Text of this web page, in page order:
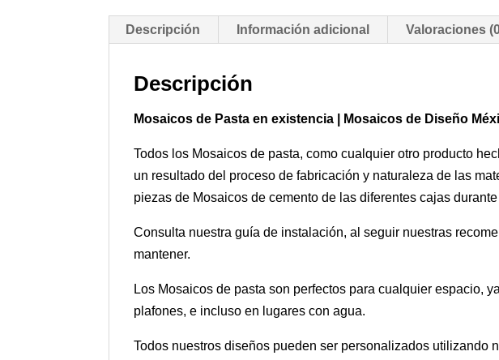
Descripción Información adicional Valoraciones
Descripción
Mosaicos de Pasta en existencia | Mosaicos de Diseño
Todos los Mosaicos de pasta, como cualquier otro producto
un resultado del proceso de fabricación y naturaleza de las
piezas de Mosaicos de cemento de las diferentes cajas
Consulta nuestra guía de instalación, al seguir nuestras
mantener.
Los Mosaicos de pasta son perfectos para cualquier espacio,
plafones, e incluso en lugares con agua.
Todos nuestros diseños pueden ser personalizados utilizando